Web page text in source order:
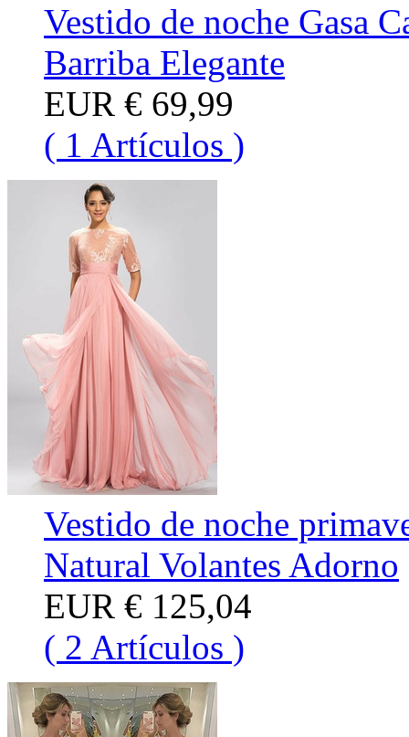
Vestido de noche Gasa
Barriba Elegante
EUR € 69,99
( 1 Artículos )
Vestido de noche
Natural Volantes Adorno
EUR € 125,04
( 2 Artículos )